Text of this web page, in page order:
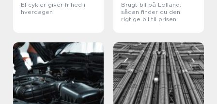
El cykler giver frihed i
hverdagen
Brugt bil på Lolland:
sådan finder du den
rigtige bil til prisen